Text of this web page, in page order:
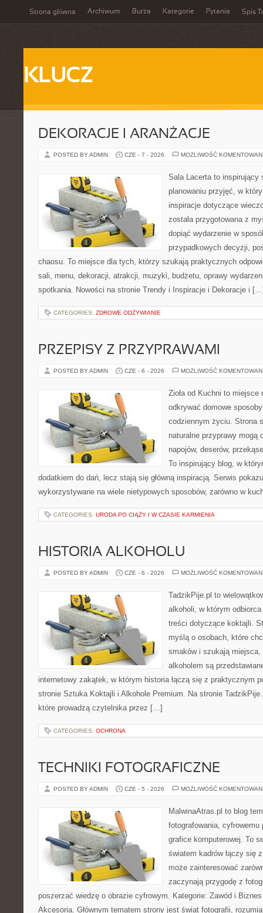
Strona główna Archiwum Burza Kategorie Pytania Spis
KLUCZ
DEKORACJE I ARANŻACJE
POSTED BY ADMIN CZE - 7 - 2026 MOŻLIWOŚĆ
Sala Lacerta to inspirujący
planowaniu przyjęć, w
inspiracje dotyczące
została przygotowana z
dopiąć wydarzenie w
przypadkowych decyzji,
chaosu. To miejsce dla tych, którzy szukają praktycznych
sali, menu, dekoracji, atrakcji, muzyki, budżetu, oprawy
spotkania. Nowości na stronie Trendy i Inspiracje i Dekoracje i
CATEGORIES: ZDROWE ODŻYWIANIE
PRZEPISY Z PRZYPRAWAMI
POSTED BY ADMIN CZE - 6 - 2026 MOŻLIWOŚĆ
Zioła od Kuchni to
odkrywać domowe
codziennym życiu. Strona
naturalne przyprawy mogą
napojów, deserów,
To inspirujący blog, w
dodatkiem do dań, lecz stają się główną inspiracją. Serwis
wykorzystywane na wiele nietypowych sposobów, zarówno w
CATEGORIES: URODA PO CIĄŻY I W CZASIE KARMIENIA
HISTORIA ALKOHOLU
POSTED BY ADMIN CZE - 6 - 2026 MOŻLIWOŚĆ
TadzikPije.pl to
alkoholi, w którym
treści dotyczące koktajli.
myślą o osobach, które
smaków i szukają
alkoholem są
internetowy zakątek, w którym historia łączą się z praktycznym
stronie Sztuka Koktajli i Alkohole Premium. Na stronie
które prowadzą czytelnika przez […]
CATEGORIES: OCHRONA
TECHNIKI FOTOGRAFICZNE
POSTED BY ADMIN CZE - 5 - 2026 MOŻLIWOŚĆ
MalwinaAtras.pl to blog
fotografowania, cyfrowemu
grafice komputerowej. To
światem kadrów łączy się
może zainteresować
zaczynają przygodę z
poszerzać wiedzę o obrazie cyfrowym. Kategorie: Zawód i
Akcesoria. Głównym tematem strony jest świat fotografii,